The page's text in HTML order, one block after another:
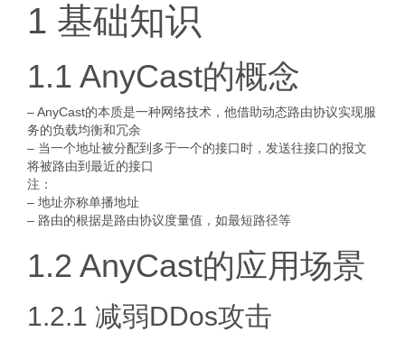
1 基础知识
1.1 AnyCast的概念
– AnyCast的本质是一种网络技术，他借助动态路由协议实现服
务的负载均衡和冗余
– 当一个地址被分配到多于一个的接口时，发送往接口的报文
将被路由到最近的接口
注：
– 地址亦称单播地址
– 路由的根据是路由协议度量值，如最短路径等
1.2 AnyCast的应用场景
1.2.1 减弱DDos攻击